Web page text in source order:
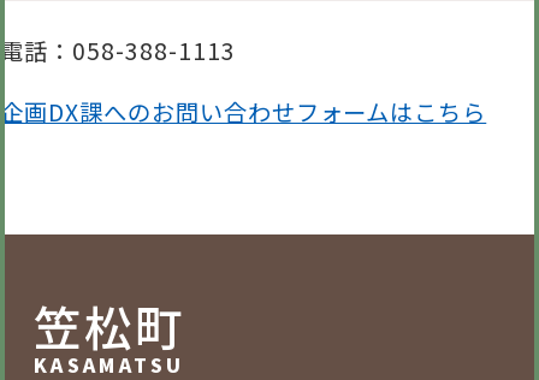
電話 ：058-388-1113
企画DX課へのお問い合わせフォームはこちら
笠松町
KASAMATSU